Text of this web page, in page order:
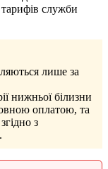
тарифів служби
лише за
нижньої білизни
оплатою, та
згідно з